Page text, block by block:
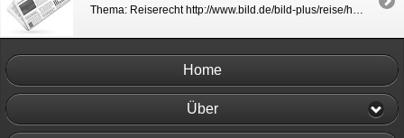
Thema: Reiserecht http://www.bild.de/bild-plus/reise/hotels/reiserecht/reiserecht-hotel-urteile-minderung-reklamation-41867428,var=a.bild.html
Home
Über